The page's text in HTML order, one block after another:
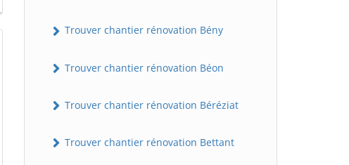
Trouver chantier rénovation Bény
Trouver chantier rénovation Béon
Trouver chantier rénovation Béréziat
Trouver chantier rénovation Bettant